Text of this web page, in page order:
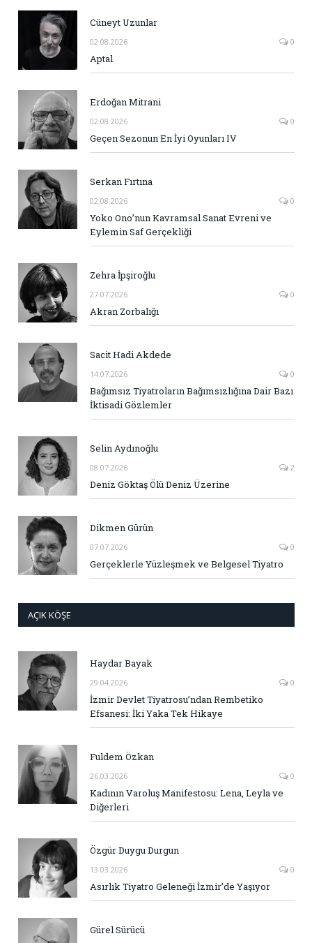
Cüneyt Uzunlar
02.08.2026 0
Aptal
Erdoğan Mitrani
02.08.2026 0
Geçen Sezonun En İyi Oyunları IV
Serkan Fırtına
02.08.2026 0
Yoko Ono’nun Kavramsal Sanat Evreni ve
Eylemin Saf Gerçekliği
Zehra İpşiroğlu
27.07.2026 0
Akran Zorbalığı
Sacit Hadi Akdede
14.07.2026 0
Bağımsız Tiyatroların Bağımsızlığına Dair Bazı
İktisadi Gözlemler
Selin Aydınoğlu
08.07.2026 2
Deniz Göktaş Ölü Deniz Üzerine
Dikmen Gürün
07.07.2026 0
Gerçeklerle Yüzleşmek ve Belgesel Tiyatro
AÇIK KÖŞE
Haydar Bayak
29.04.2026 0
İzmir Devlet Tiyatrosu’ndan Rembetiko
Efsanesi: İki Yaka Tek Hikaye
Fuldem Özkan
26.03.2026 0
Kadının Varoluş Manifestosu: Lena, Leyla ve
Diğerleri
Özgür Duygu Durgun
13.03.2026 0
Asırlık Tiyatro Geleneği İzmir’de Yaşıyor
Gürel Sürücü